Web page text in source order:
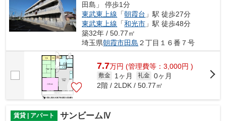
田島」 停歩1分
東武東上線 「朝霞台 」駅 徒歩27分
東武東上線 「和光市 」駅 徒歩48分
築32年 / 50.77㎡
埼玉県朝霞市田島 ２丁目１６番７号
7.7万円 (管理費等：3,000円 )
敷金 1ヶ月 礼金 0ヶ月
2階 / 2LDK / 50.77㎡
賃貸 | アパート サンビームⅣ